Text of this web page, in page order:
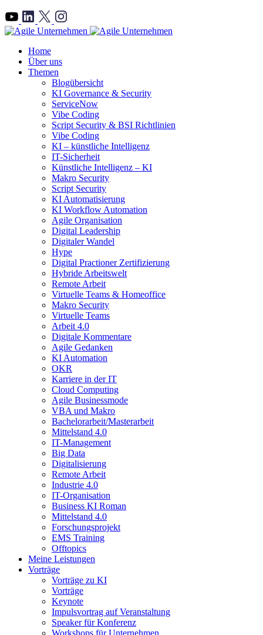
">
Home
Über uns
Themen
Blogübersicht
KI Governance & Security
ServiceNow
Vibe Coding
Script Security & BSI Richtlinien
Vibe Coding
KI – künstliche Intelligenz
IT-Sicherheit
Künstliche Intelligenz – KI
Makro Security
Script Security
KI Automatisierung
KI Workflow Automation
Agile Organisation
Digital Leadership
Digitaler Wandel
Hype
Digital Practioner Zertifizierung
Hybride Arbeitswelt
Remote Arbeit
Virtuelle Teams & Homeoffice
Makro Security
Virtuelle Teams
Arbeit 4.0
Digitale Kommentare
Agile Gedanken
KI Automation
OKR
Karriere in der IT
Cloud Computing
Agile Businessmode
VBA und Makro
Bachelorarbeit/Masterarbeit
Mittelstand 4.0
IT-Management
Big Data
Digitalisierung
Remote Arbeit
Industrie 4.0
IT-Organisation
Business KI Roman
Mittelstand 4.0
Forschungsprojekt
EMS Training
Offtopics
Meine Leistungen
Vorträge
Vorträge zu KI
Vorträge
Keynote
Impulsvortrag auf Veranstaltung
Speaker für Konferenz
Workshops für Unternehmen